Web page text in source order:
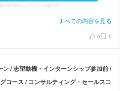
すべての内容を見る
0 0
ン / 志望動機・インターンシップ参加前 /
コース / コンサルティング・セールスコ